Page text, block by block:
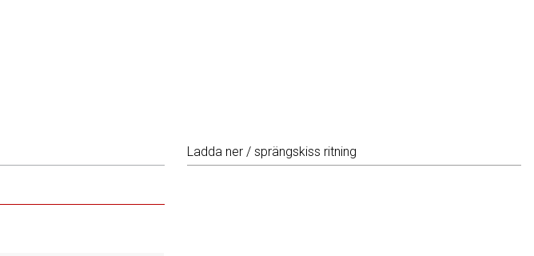
Ladda ner / sprängskiss ritning